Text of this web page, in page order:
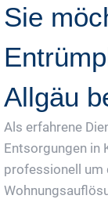
Sie
Allgäu
Als erfahrene
Entsorgungen in
professionell um